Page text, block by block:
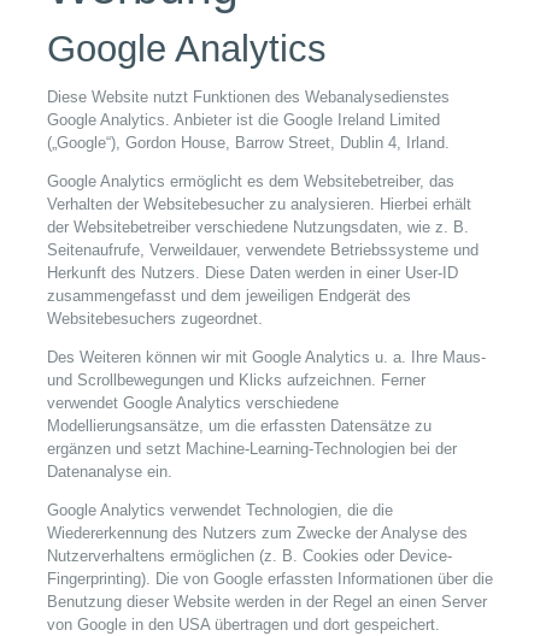
Google Analytics
Diese Website nutzt Funktionen des Webanalysedienstes
Google Analytics. Anbieter ist die Google Ireland Limited
(„Google“), Gordon House, Barrow Street, Dublin 4, Irland.
Google Analytics ermöglicht es dem Websitebetreiber, das
Verhalten der Websitebesucher zu analysieren. Hierbei erhält
der Websitebetreiber verschiedene Nutzungsdaten, wie z. B.
Seitenaufrufe, Verweildauer, verwendete Betriebssysteme und
Herkunft des Nutzers. Diese Daten werden in einer User-ID
zusammengefasst und dem jeweiligen Endgerät des
Websitebesuchers zugeordnet.
Des Weiteren können wir mit Google Analytics u. a. Ihre Maus-
und Scrollbewegungen und Klicks aufzeichnen. Ferner
verwendet Google Analytics verschiedene
Modellierungsansätze, um die erfassten Datensätze zu
ergänzen und setzt Machine-Learning-Technologien bei der
Datenanalyse ein.
Google Analytics verwendet Technologien, die die
Wiedererkennung des Nutzers zum Zwecke der Analyse des
Nutzerverhaltens ermöglichen (z. B. Cookies oder Device-
Fingerprinting). Die von Google erfassten Informationen über die
Benutzung dieser Website werden in der Regel an einen Server
von Google in den USA übertragen und dort gespeichert.